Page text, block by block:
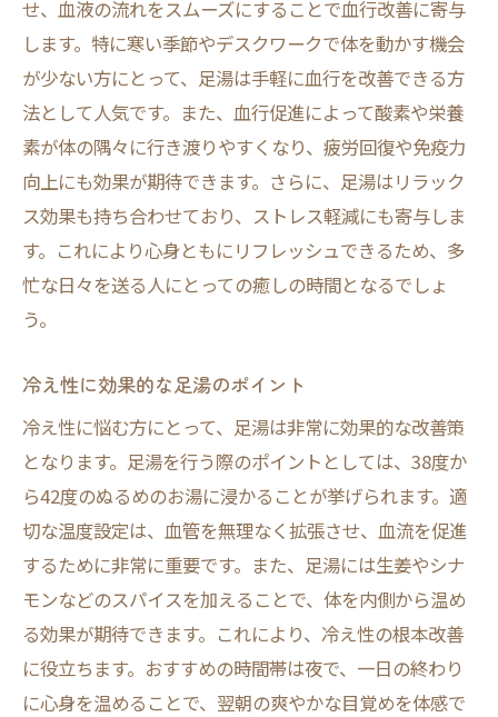
せ、血液の流れをスムーズにすることで血行改善に寄与
します。特に寒い季節やデスクワークで体を動かす機会
が少ない方にとって、足湯は手軽に血行を改善できる方
法として人気です。また、血行促進によって酸素や栄養
素が体の隅々に行き渡りやすくなり、疲労回復や免疫力
向上にも効果が期待できます。さらに、足湯はリラック
ス効果も持ち合わせており、ストレス軽減にも寄与しま
す。これにより心身ともにリフレッシュできるため、多
忙な日々を送る人にとっての癒しの時間となるでしょ
う。
冷え性に効果的な足湯のポイント
冷え性に悩む方にとって、足湯は非常に効果的な改善策
となります。足湯を行う際のポイントとしては、38度か
ら42度のぬるめのお湯に浸かることが挙げられます。適
切な温度設定は、血管を無理なく拡張させ、血流を促進
するために非常に重要です。また、足湯には生姜やシナ
モンなどのスパイスを加えることで、体を内側から温め
る効果が期待できます。これにより、冷え性の根本改善
に役立ちます。おすすめの時間帯は夜で、一日の終わり
に心身を温めることで、翌朝の爽やかな目覚めを体感で